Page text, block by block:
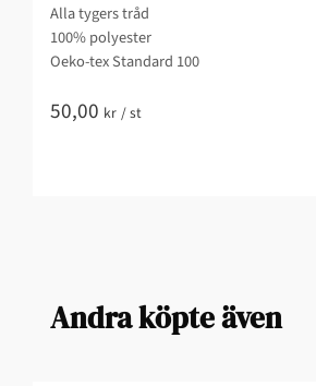
Alla tygers tråd
100% polyester
Oeko-tex Standard 100
50,00 kr /st
Andra köpte även